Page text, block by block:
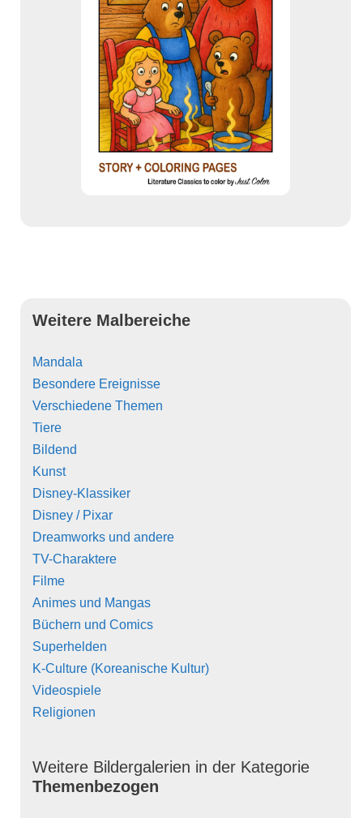
Weitere Malbereiche
Mandala
Besondere Ereignisse
Verschiedene Themen
Tiere
Bildend
Kunst
Disney-Klassiker
Disney / Pixar
Dreamworks und andere
TV-Charaktere
Filme
Animes und Mangas
Büchern und Comics
Superhelden
K-Culture (Koreanische Kultur)
Videospiele
Religionen
Weitere Bildergalerien in der Kategorie
Themenbezogen